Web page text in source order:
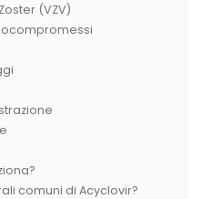
(VZV)
comuni di Acyclovir?